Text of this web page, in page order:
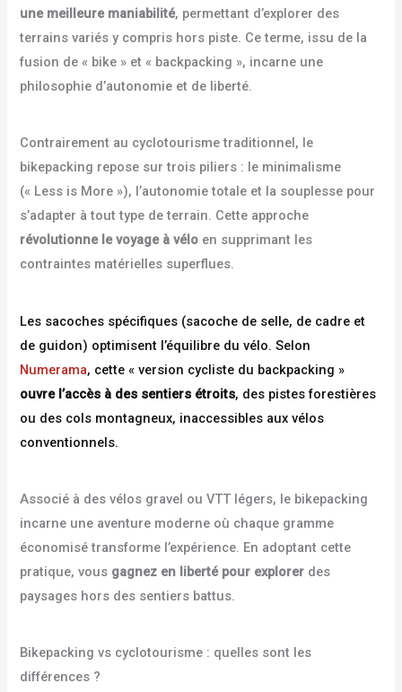
une meilleure maniabilité, permettant d’explorer des
terrains variés y compris hors piste. Ce terme, issu de la
fusion de « bike » et « backpacking », incarne une
philosophie d’autonomie et de liberté.
Contrairement au cyclotourisme traditionnel, le
bikepacking repose sur trois piliers : le minimalisme
(« Less is More »), l’autonomie totale et la souplesse pour
s’adapter à tout type de terrain. Cette approche
révolutionne le voyage à vélo en supprimant les
contraintes matérielles superflues.
Les sacoches spécifiques (sacoche de selle, de cadre et
de guidon) optimisent l’équilibre du vélo. Selon
Numerama, cette « version cycliste du backpacking »
ouvre l’accès à des sentiers étroits, des pistes forestières
ou des cols montagneux, inaccessibles aux vélos
conventionnels.
Associé à des vélos gravel ou VTT légers, le bikepacking
incarne une aventure moderne où chaque gramme
économisé transforme l’expérience. En adoptant cette
pratique, vous gagnez en liberté pour explorer des
paysages hors des sentiers battus.
Bikepacking vs cyclotourisme : quelles sont les
différences ?